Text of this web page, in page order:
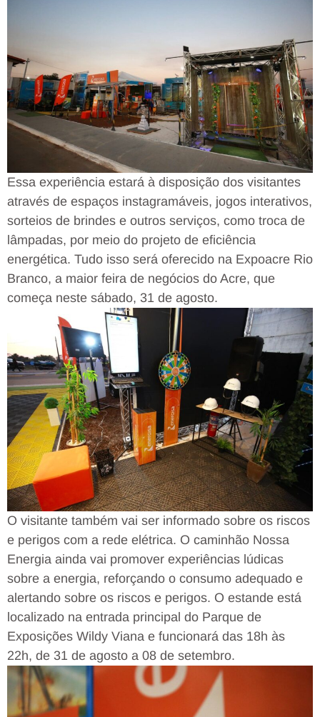
Essa experiência estará à disposição dos visitantes
através de espaços instagramáveis, jogos interativos,
sorteios de brindes e outros serviços, como troca de
lâmpadas, por meio do projeto de eficiência
energética. Tudo isso será oferecido na Expoacre Rio
Branco, a maior feira de negócios do Acre, que
começa neste sábado, 31 de agosto.
O visitante também vai ser informado sobre os riscos
e perigos com a rede elétrica. O caminhão Nossa
Energia ainda vai promover experiências lúdicas
sobre a energia, reforçando o consumo adequado e
alertando sobre os riscos e perigos. O estande está
localizado na entrada principal do Parque de
Exposições Wildy Viana e funcionará das 18h às
22h, de 31 de agosto a 08 de setembro.